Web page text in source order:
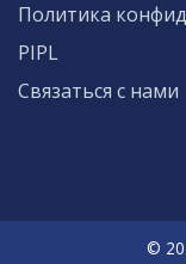
Политика
PIPL
Связаться с нами
©